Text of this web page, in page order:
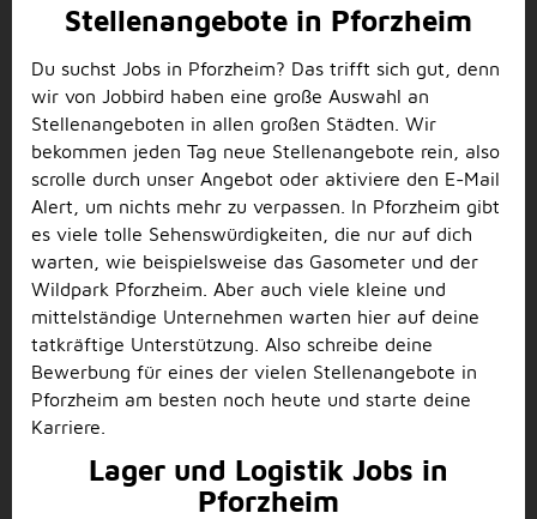
Stellenangebote in Pforzheim
Du suchst Jobs in Pforzheim? Das trifft sich gut, denn
wir von Jobbird haben eine große Auswahl an
Stellenangeboten in allen großen Städten. Wir
bekommen jeden Tag neue Stellenangebote rein, also
scrolle durch unser Angebot oder aktiviere den E-Mail
Alert, um nichts mehr zu verpassen. In Pforzheim gibt
es viele tolle Sehenswürdigkeiten, die nur auf dich
warten, wie beispielsweise das Gasometer und der
Wildpark Pforzheim. Aber auch viele kleine und
mittelständige Unternehmen warten hier auf deine
tatkräftige Unterstützung. Also schreibe deine
Bewerbung für eines der vielen Stellenangebote in
Pforzheim am besten noch heute und starte deine
Karriere.
Lager und Logistik Jobs in
Pforzheim